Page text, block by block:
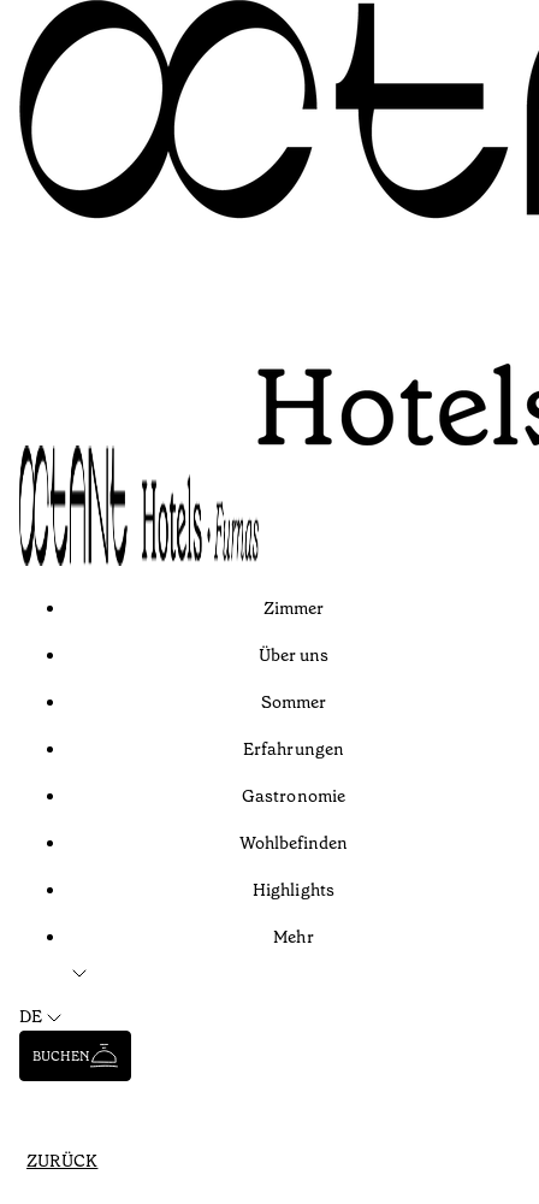
Zimmer
Über uns
Sommer
Erfahrungen
Gastronomie
Wohlbefinden
Highlights
Mehr
DE
BUCHEN
ZURÜCK